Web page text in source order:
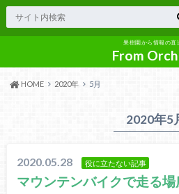
果樹園から情報の直
From
HOME 2020年 5月
2020年5
2020.05.28 役に立たない記事
マウンテンバイクで走る